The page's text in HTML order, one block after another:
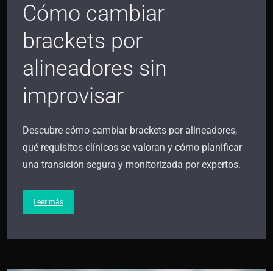
Cómo cambiar
brackets por
alineadores sin
improvisar
Descubre cómo cambiar brackets por alineadores,
qué requisitos clínicos se valoran y cómo planificar
una transición segura y monitorizada por expertos.
Leer más